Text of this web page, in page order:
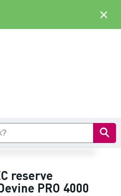
reserve
PRO 4000
×